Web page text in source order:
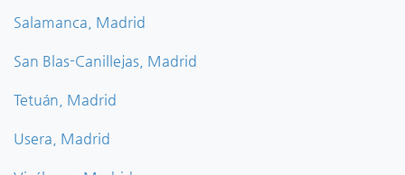
Salamanca, Madrid
San Blas-Canillejas, Madrid
Tetuán, Madrid
Usera, Madrid